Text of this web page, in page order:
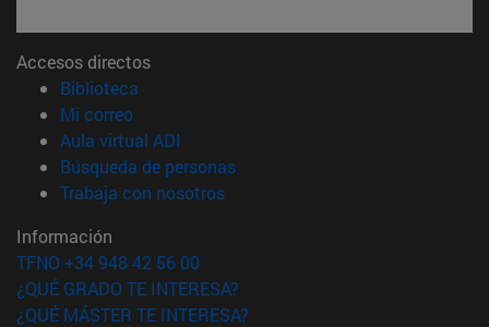
Accesos directos
Biblioteca
Mi correo(abre en nueva ventana)
Aula virtual ADI
Búsqueda de personas(abre en nueva ventana)
Trabaja con nosotros(abre en nueva ventana)
Información
TFNO +34 948 42 56 00
¿QUÉ GRADO TE INTERESA?
¿QUÉ MÁSTER TE INTERESA?